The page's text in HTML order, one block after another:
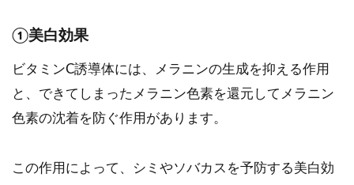
①美白効果
ビタミンC誘導体には、メラニンの生成を抑える作用
と、できてしまったメラニン色素を還元してメラニン
色素の沈着を防ぐ作用があります。
この作用によって、シミやソバカスを予防する美白効